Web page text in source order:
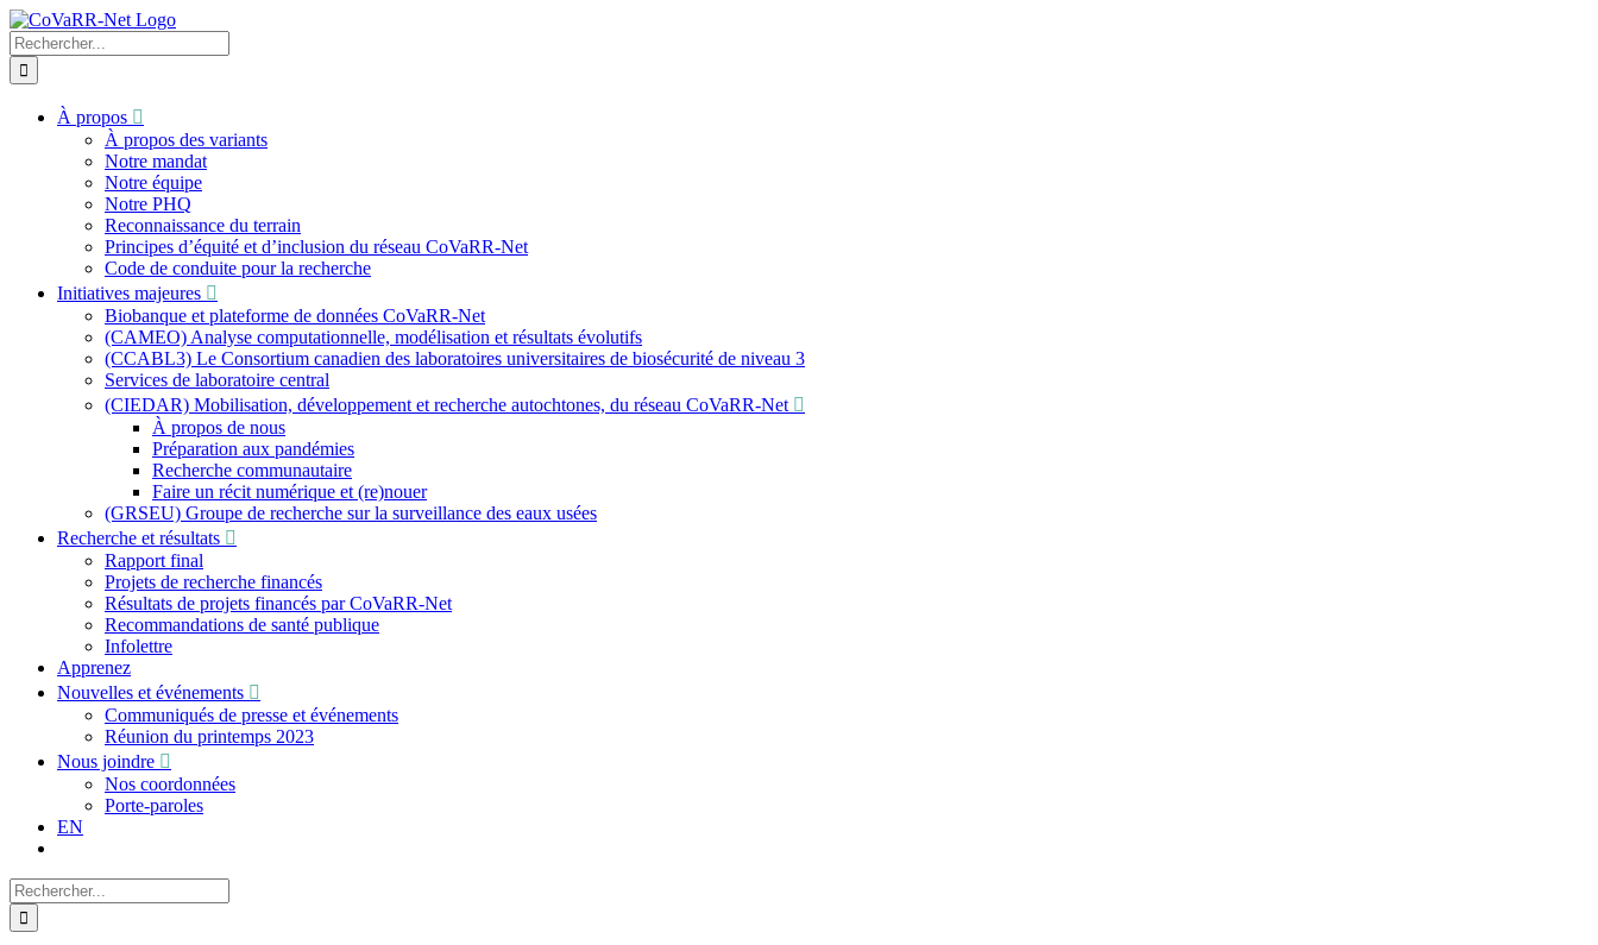
Skip
to
content
Recherche
sur
le
À propos
À propos des variants
Notre mandat
Notre équipe
Notre PHQ
Reconnaissance du terrain
Principes d’équité et d’inclusion du réseau CoVaRR-Net
Code de conduite pour la recherche
Initiatives majeures
Biobanque et plateforme de données CoVaRR-Net
(CAMEO) Analyse computationnelle, modélisation et résultats évolutifs
(CCABL3) Le Consortium canadien des laboratoires universitaires de biosécurité de niveau 3
Services de laboratoire central
(CIEDAR) Mobilisation, développement et recherche autochtones, du réseau CoVaRR-Net
À propos de nous
Préparation aux pandémies
Recherche communautaire
Faire un récit numérique et (re)nouer
(GRSEU) Groupe de recherche sur la surveillance des eaux usées
Recherche et résultats
Rapport final
Projets de recherche financés
Résultats de projets financés par CoVaRR-Net
Recommandations de santé publique
Infolettre
Apprenez
Nouvelles et événements
Communiqués de presse et événements
Réunion du printemps 2023
Nous joindre
Nos coordonnées
Porte-paroles
EN
Recherche
sur
le